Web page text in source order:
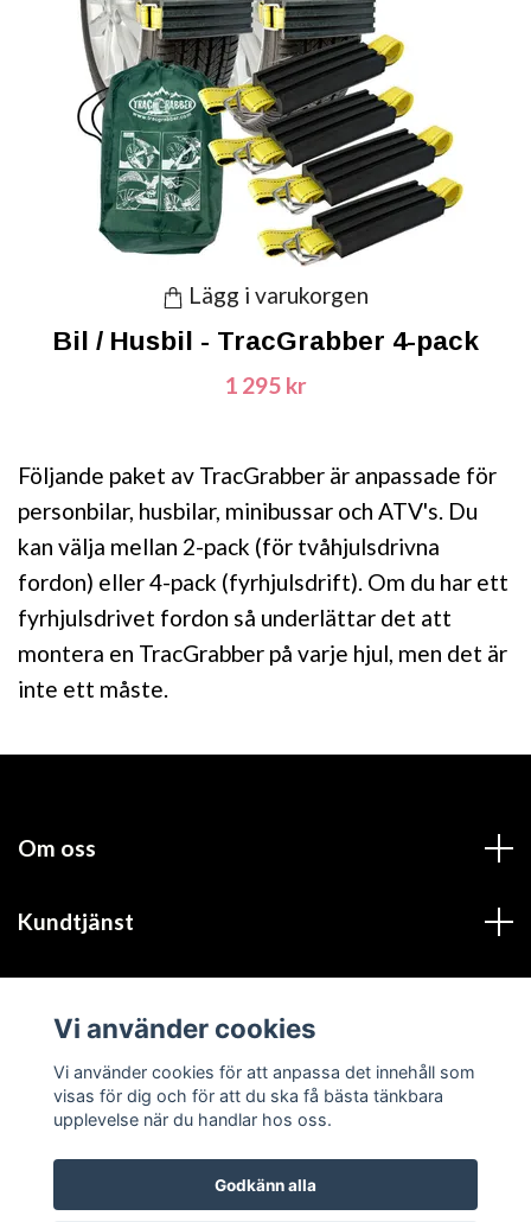
Lägg i varukorgen
Bil / Husbil - TracGrabber 4-pack
1 295 kr
Följande paket av TracGrabber är anpassade för
personbilar, husbilar, minibussar och ATV's. Du
kan välja mellan 2-pack (för tvåhjulsdrivna
fordon) eller 4-pack (fyrhjulsdrift). Om du har ett
fyrhjulsdrivet fordon så underlättar det att
montera en TracGrabber på varje hjul, men det är
inte ett måste.
Om oss
Kundtjänst
Sociala medier
Vi använder cookies
Vi använder cookies för att anpassa det innehåll som
visas för dig och för att du ska få bästa tänkbara
upplevelse när du handlar hos oss.
Godkänn alla